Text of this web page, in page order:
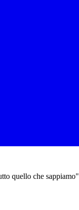
quello che sappiamo"